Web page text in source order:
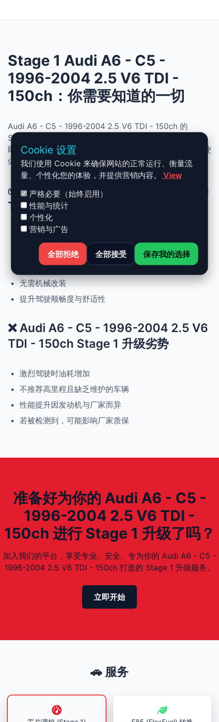
Stage 1 Audi A6 - C5 -
1996-2004 2.5 V6 TDI -
150ch：你需要知道的一切
Audi A6 - C5 - 1996-2004 2.5 V6 TDI - 150ch 的
Stage 1 升级结合了性能、安全与简便性。无需机械改动，
即可提升动力、扭矩并优化油耗。非常适合追求更灵敏驾驶
体验且希望保持原厂可靠性的车主。
✅ Audi A6 - C5 - 1996-2004 2.5 V6
TDI - 150ch Stage 1 升级优势
动力提升高达 +30%，扭矩提升 +25%
正常驾驶下优化油耗
可随时恢复原厂设置
无需机械改装
提升驾驶顺畅度与舒适性
❌ Audi A6 - C5 - 1996-2004 2.5 V6
TDI - 150ch Stage 1 升级劣势
激烈驾驶时油耗增加
不推荐高里程且缺乏维护的车辆
性能提升因发动机与厂家而异
若被检测到，可能影响厂家质保
准备好为你的 Audi A6 - C5 -
1996-2004 2.5 V6 TDI -
150ch 进行 Stage 1 升级了吗？
加入我们的平台，享受专业、安全、专为你的 Audi A6 - C5 -
1996-2004 2.5 V6 TDI - 150ch 打造的 Stage 1 升级服务。
立即开始
Cookie 设置
我们使用 Cookie 来确保网站的正常运行、衡量流
量、个性化您的体验，并提供营销内容。
View
严格必要（始终启用）
性能与统计
个性化
营销与广告
全部拒绝 全部接受 保存我的选择
🚗 服务